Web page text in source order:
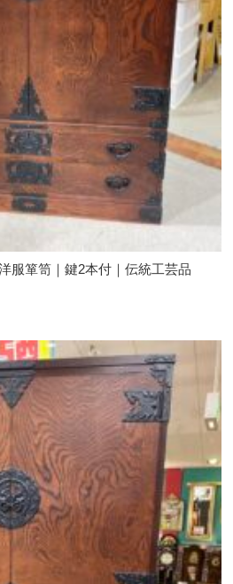
服箪笥｜鍵2本付｜伝統工芸品